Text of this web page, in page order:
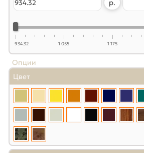
р.
934.32 1 055 1 175
Опции
Цвет